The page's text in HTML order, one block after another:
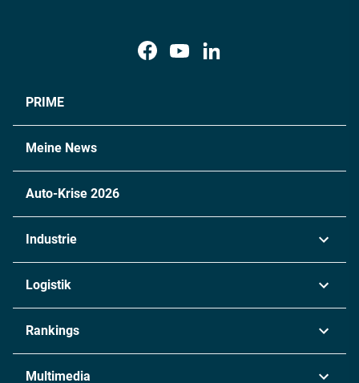
PRIME
Meine News
Auto-Krise 2026
Industrie
Chemie
Metall
Logistik
Rankings
Multimedia